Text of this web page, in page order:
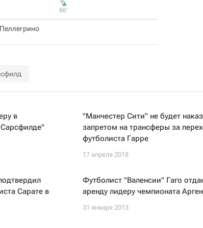
86‎’‎
в
"Манчестер Сити" не будет
запретом на трансферы за
футболиста Гарре
17 апреля 2018
Сарате в
Футболист "Валенсии" Гаго
аренду лидеру чемпионата
31 января 2013